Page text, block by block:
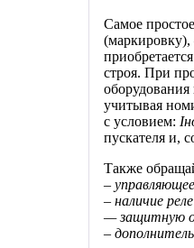
Самое
строя. При
оборудования
учитывая
с условием:
пускателя и,
Также
–
– наличие
— защитную
–